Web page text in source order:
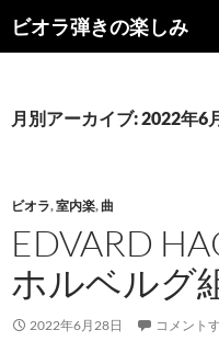
ン
ツ
キ
ビオラ弾きの楽しみ
索
月別アーカイブ: 2022年6
ビオラ,室内楽,曲
EDVARD
ホルベルグ
2022年6月28日 コメント